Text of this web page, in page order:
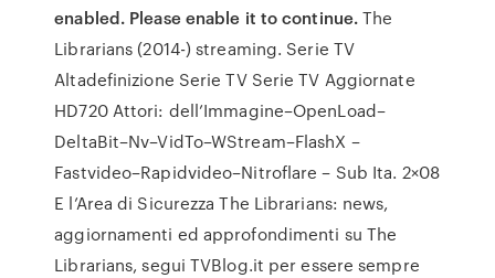
enabled. Please enable it to continue.The
Librarians (2014-) streaming. Serie TV
Altadefinizione Serie TV Serie TV Aggiornate
HD720 Attori: dell’Immagine–OpenLoad–
DeltaBit–Nv–VidTo–WStream–FlashX –
Fastvideo–Rapidvideo–Nitroflare – Sub Ita. 2×08
E l’Area di Sicurezza The Librarians: news,
aggiornamenti ed approfondimenti su The
Librarians, segui TVBlog.it per essere sempre